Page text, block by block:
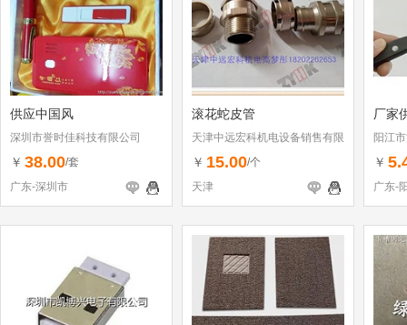
供应中国风
深圳市誉时佳科技有限公司
￥ 38.00/套
广东-深圳市
滚花蛇皮管
天津中远宏科机电设备销售有限
公司
￥ 15.00/个
天津
厂家
阳江
￥
广东-